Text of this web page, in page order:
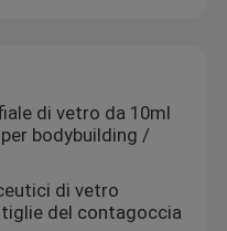
di vetro da 10ml
bodybuilding /
di vetro
del contagoccia